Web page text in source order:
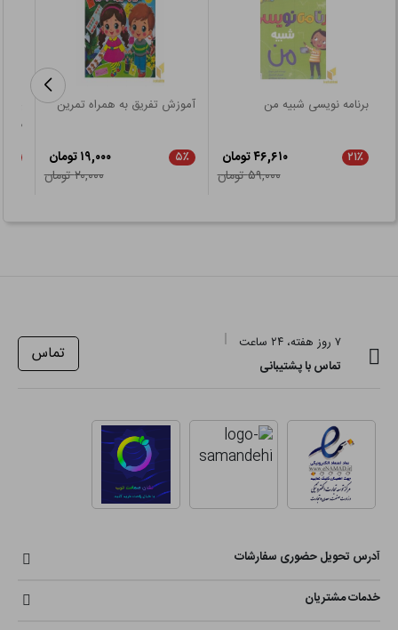
برنامه نویسی شبیه من
۲۱٪
۴۶,۶۱۰ تومان
۵۹,۰۰۰ تومان
آموزش تفریق به همراه تمرین
۵٪
۱۹,۰۰۰ تومان
۲۰,۰۰۰ تومان
در خانه
۷ روز هفته، ۲۴ ساعت
تماس با پشتیبانی
تماس
آدرس تحویل حضوری سفارشات
خدمات مشتریان